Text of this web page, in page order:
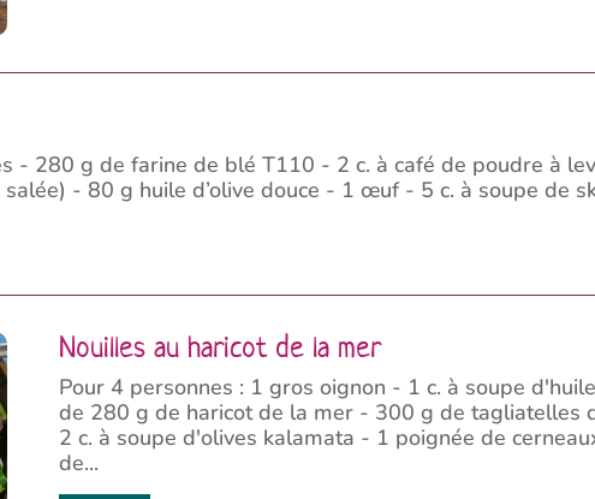
- 280 g de farine de blé T110 - 2 c. à café de poudre à
- 80 g huile d’olive douce - 1 œuf - 5 c. à soupe de
Nouilles au haricot de la mer
Pour 4 personnes : 1 gros oignon - 1 c. à soupe
de 280 g de haricot de la mer - 300 g de tagliatelles
2 c. à soupe d'olives kalamata - 1 poignée de
de...